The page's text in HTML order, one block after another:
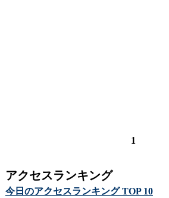
1
アクセスランキング
今日のアクセスランキング TOP 10